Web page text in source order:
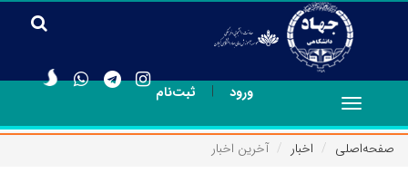
ورود | ثبت‌نام
Toggle
navigation
صفحه‌اصلی
اخبار آخرین اخبار